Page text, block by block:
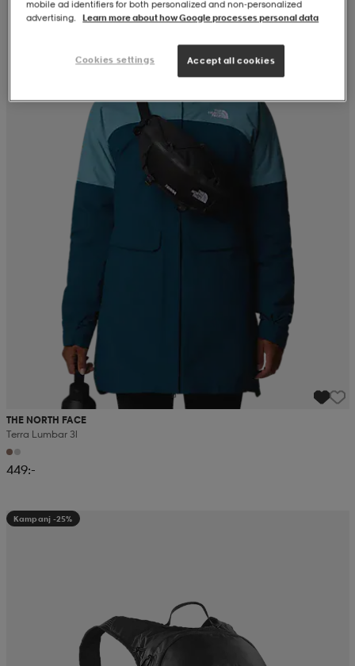
THE NORTH FACE
Terra Lumbar 3l
449:-
Kampanj -25%
mobile ad identifiers for both personalized and non‑personalized
advertising.
Learn more about how Google processes personal data
Cookies settings Accept all cookies